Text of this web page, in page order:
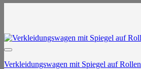
Verkleidungswagen mit Spiegel auf Rollen